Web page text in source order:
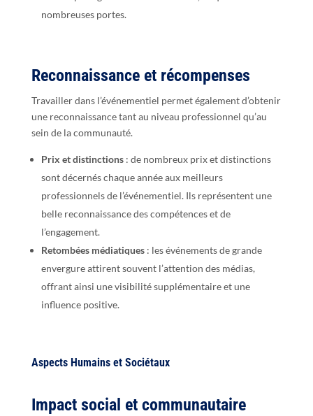
nombreuses portes.
Reconnaissance et récompenses
Travailler dans l’événementiel permet également d’obtenir
une reconnaissance tant au niveau professionnel qu’au
sein de la communauté.
Prix et distinctions: de nombreux prix et distinctions
sont décernés chaque année aux meilleurs
professionnels de l’événementiel. Ils représentent une
belle reconnaissance des compétences et de
l’engagement.
Retombées médiatiques: les événements de grande
envergure attirent souvent l’attention des médias,
offrant ainsi une visibilité supplémentaire et une
influence positive.
Aspects Humains et Sociétaux
Impact social et communautaire